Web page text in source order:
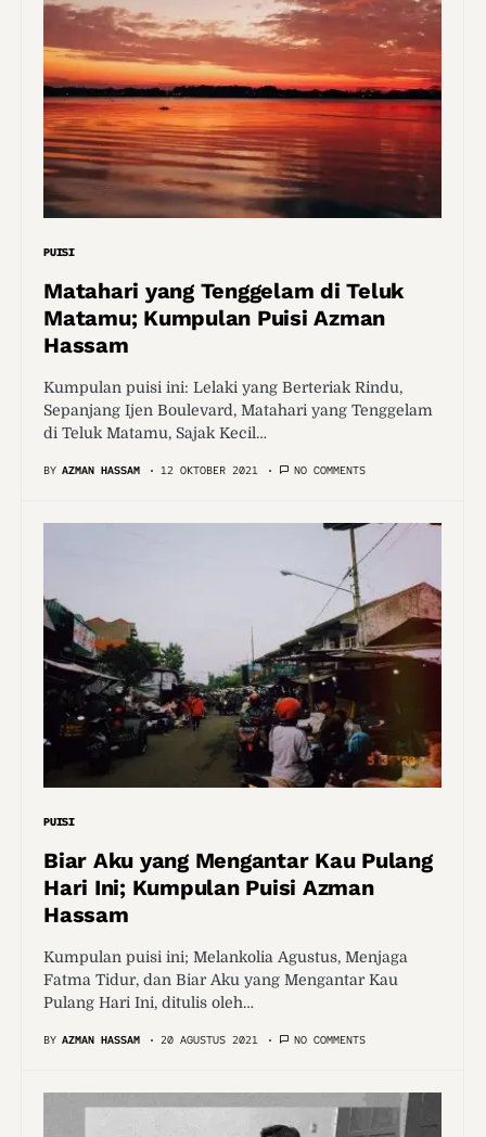
PUISI
Matahari yang Tenggelam di Teluk
Matamu; Kumpulan Puisi Azman
Hassam
Kumpulan puisi ini: Lelaki yang Berteriak Rindu,
Sepanjang Ijen Boulevard, Matahari yang Tenggelam
di Teluk Matamu, Sajak Kecil…
BY AZMAN HASSAM 12 OKTOBER 2021 NO COMMENTS
PUISI
Biar Aku yang Mengantar Kau Pulang
Hari Ini; Kumpulan Puisi Azman
Hassam
Kumpulan puisi ini; Melankolia Agustus, Menjaga
Fatma Tidur, dan Biar Aku yang Mengantar Kau
Pulang Hari Ini, ditulis oleh…
BY AZMAN HASSAM 20 AGUSTUS 2021 NO COMMENTS